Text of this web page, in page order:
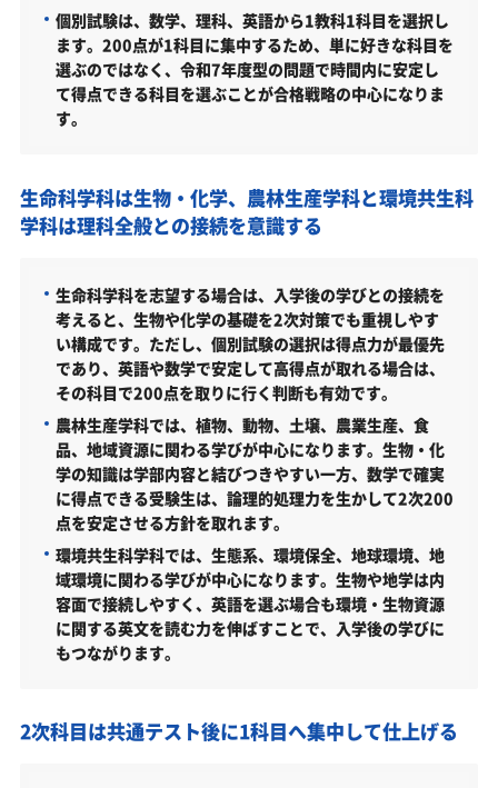
一般選抜（前期日程／生命科学科／2026年度）
一般選抜（後期日程／生命科学科／2026年度）
一般選抜（前期日程／環境共生科学科／2026年度）
総合型選抜Ⅰ「へるん入試」一般型（生命科学科／2026
年度）
総合型選抜Ⅰ「へるん入試」一般型（農林生産学科／20
26年度）
総合型選抜Ⅰ「へるん入試」専門高校入試（農林生産学
科／2026年度）
総合型選抜Ⅰ「へるん入試」一般型（環境共生科学科／
2026年度）
総合型選抜Ⅰ「へるん入試」専門高校入試（環境共生科
学科／2026年度）
総合型選抜Ⅰ「へるん入試」地域志向入試（島根県・鳥
取県枠／全学科／2026年度）
総合型選抜Ⅰ「へるん入試」地域志向入試（全国枠／全
学科／2026年度）
科／2026年度）
個別試験は、数学、理科、英語から1教科1科目を選択し
ます。200点が1科目に集中するため、単に好きな科目を
選ぶのではなく、令和7年度型の問題で時間内に安定し
て得点できる科目を選ぶことが合格戦略の中心になりま
す。
生命科学科は生物・化学、農林生産学科と環境共生科
学科は理科全般との接続を意識する
生命科学科を志望する場合は、入学後の学びとの接続を
考えると、生物や化学の基礎を2次対策でも重視しやす
い構成です。ただし、個別試験の選択は得点力が最優先
であり、英語や数学で安定して高得点が取れる場合は、
その科目で200点を取りに行く判断も有効です。
農林生産学科では、植物、動物、土壌、農業生産、食
品、地域資源に関わる学びが中心になります。生物・化
学の知識は学部内容と結びつきやすい一方、数学で確実
に得点できる受験生は、論理的処理力を生かして2次200
点を安定させる方針を取れます。
環境共生科学科では、生態系、環境保全、地球環境、地
域環境に関わる学びが中心になります。生物や地学は内
容面で接続しやすく、英語を選ぶ場合も環境・生物資源
に関する英文を読む力を伸ばすことで、入学後の学びに
もつながります。
2次科目は共通テスト後に1科目へ集中して仕上げる